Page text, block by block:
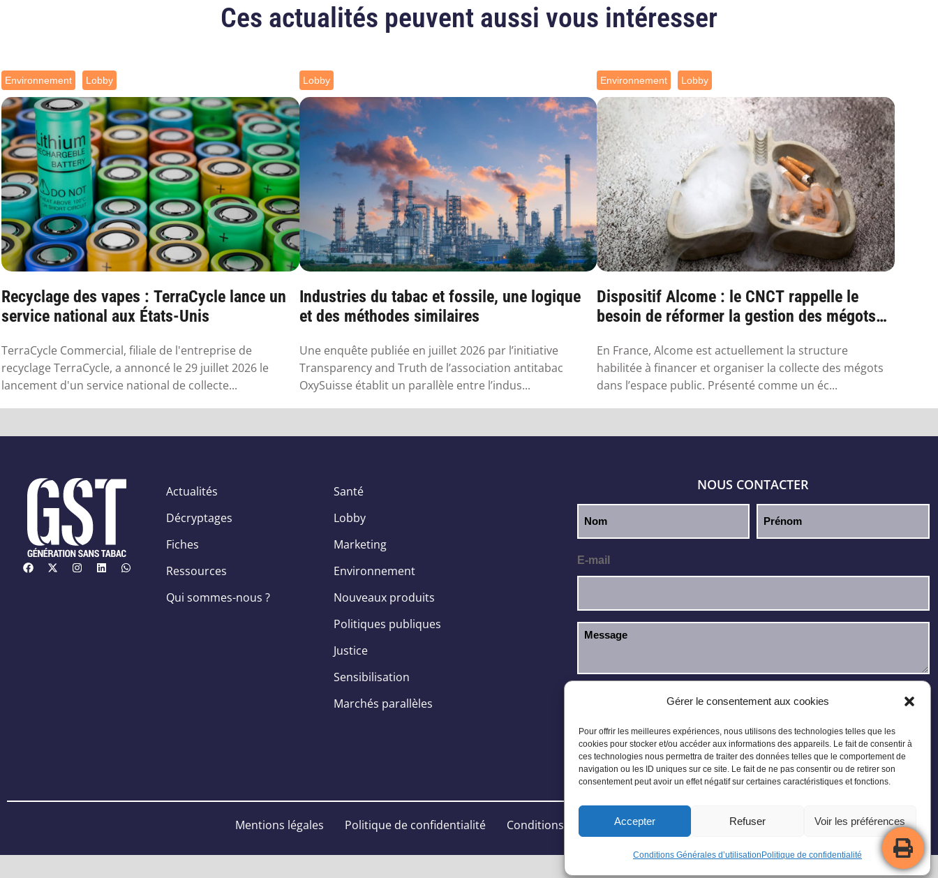
Gérer le consentement aux cookies
Pour offrir les meilleures expériences, nous utilisons des technologies telles que les
cookies pour stocker et/ou accéder aux informations des appareils. Le fait de consentir à
ces technologies nous permettra de traiter des données telles que le comportement de
navigation ou les ID uniques sur ce site. Le fait de ne pas consentir ou de retirer son
consentement peut avoir un effet négatif sur certaines caractéristiques et fonctions.
Accepter Refuser Voir les préférences
Conditions Générales d’utilisation Politique de confidentialité
Ces actualités peuvent aussi vous intéresser
Environnement Lobby
Recyclage des vapes : TerraCycle lance un
service national aux États-Unis
TerraCycle Commercial, filiale de l'entreprise de
recyclage TerraCycle, a annoncé le 29 juillet 2026 le
lancement d'un service national de collecte...
Lobby
Industries du tabac et fossile, une logique
et des méthodes similaires
Une enquête publiée en juillet 2026 par l’initiative
Transparency and Truth de l’association antitabac
OxySuisse établit un parallèle entre l’indus...
Environnement Lobby
Dispositif Alcome : le CNCT rappelle le
besoin de réformer la gestion des mégots
En France, Alcome est actuellement la structure
habilitée à financer et organiser la collecte des mégots
dans l’espace public. Présenté comme un éc...
Actualités
Décryptages
Fiches
Ressources
Qui sommes-nous ?
Santé
Lobby
Marketing
Environnement
Nouveaux produits
Politiques publiques
Justice
Sensibilisation
Marchés parallèles
NOUS CONTACTER
E-mail
J’ai lu et j’accepte lapolitique de confidentialité
Mentions légales Politique de confidentialité Conditions Générales Plan du site